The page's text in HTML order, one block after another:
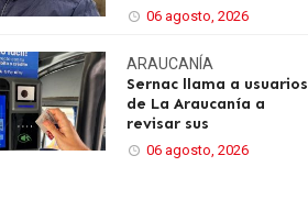
06 agosto, 2026
ARAUCANÍA
Sernac llama a usuarios
de La Araucanía a
revisar sus
06 agosto, 2026